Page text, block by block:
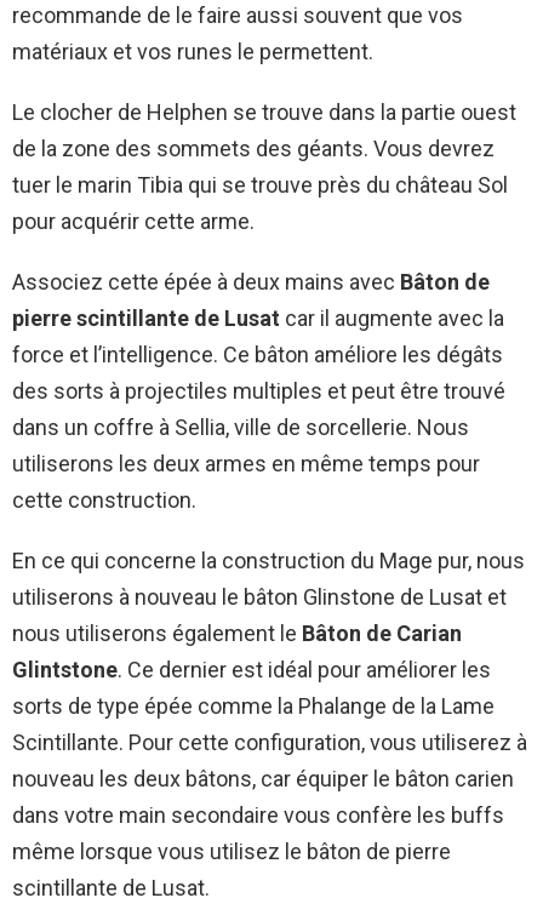
recommande de le faire aussi souvent que vos
matériaux et vos runes le permettent.
Le clocher de Helphen se trouve dans la partie ouest
de la zone des sommets des géants. Vous devrez
tuer le marin Tibia qui se trouve près du château Sol
pour acquérir cette arme.
Associez cette épée à deux mains avec Bâton de
pierre scintillante de Lusat car il augmente avec la
force et l’intelligence. Ce bâton améliore les dégâts
des sorts à projectiles multiples et peut être trouvé
dans un coffre à Sellia, ville de sorcellerie. Nous
utiliserons les deux armes en même temps pour
cette construction.
En ce qui concerne la construction du Mage pur, nous
utiliserons à nouveau le bâton Glinstone de Lusat et
nous utiliserons également le Bâton de Carian
Glintstone. Ce dernier est idéal pour améliorer les
sorts de type épée comme la Phalange de la Lame
Scintillante. Pour cette configuration, vous utiliserez à
nouveau les deux bâtons, car équiper le bâton carien
dans votre main secondaire vous confère les buffs
même lorsque vous utilisez le bâton de pierre
scintillante de Lusat.